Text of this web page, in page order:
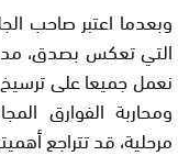
وبعدما اعتبر صاحب
التي تعكس بصدق،
نعمل جميعا على ترسيخ
ومحاربة الفوارق
مرحلية، قد تتراجع